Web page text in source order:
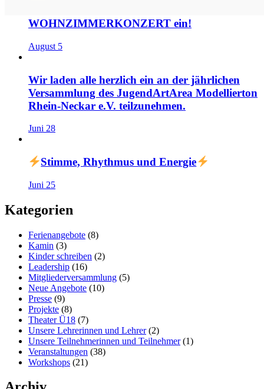
WOHNZIMMERKONZERT ein!
August 5
Wir laden alle herzlich ein an der jährlichen
Versammlung des JugendArtArea Modellierton
Rhein-Neckar e.V. teilzunehmen.
Juni 28
Stimme, Rhythmus und Energie
Juni 25
Kategorien
Ferienangebote (8)
Kamin (3)
Kinder schreiben (2)
Leadership (16)
Mitgliederversammlung (5)
Neue Angebote (10)
Presse (9)
Projekte (8)
Theater Ü18 (7)
Unsere Lehrerinnen und Lehrer(2)
Unsere Teilnehmerinnen und Teilnehmer(1)
Veranstaltungen (38)
Workshops (21)